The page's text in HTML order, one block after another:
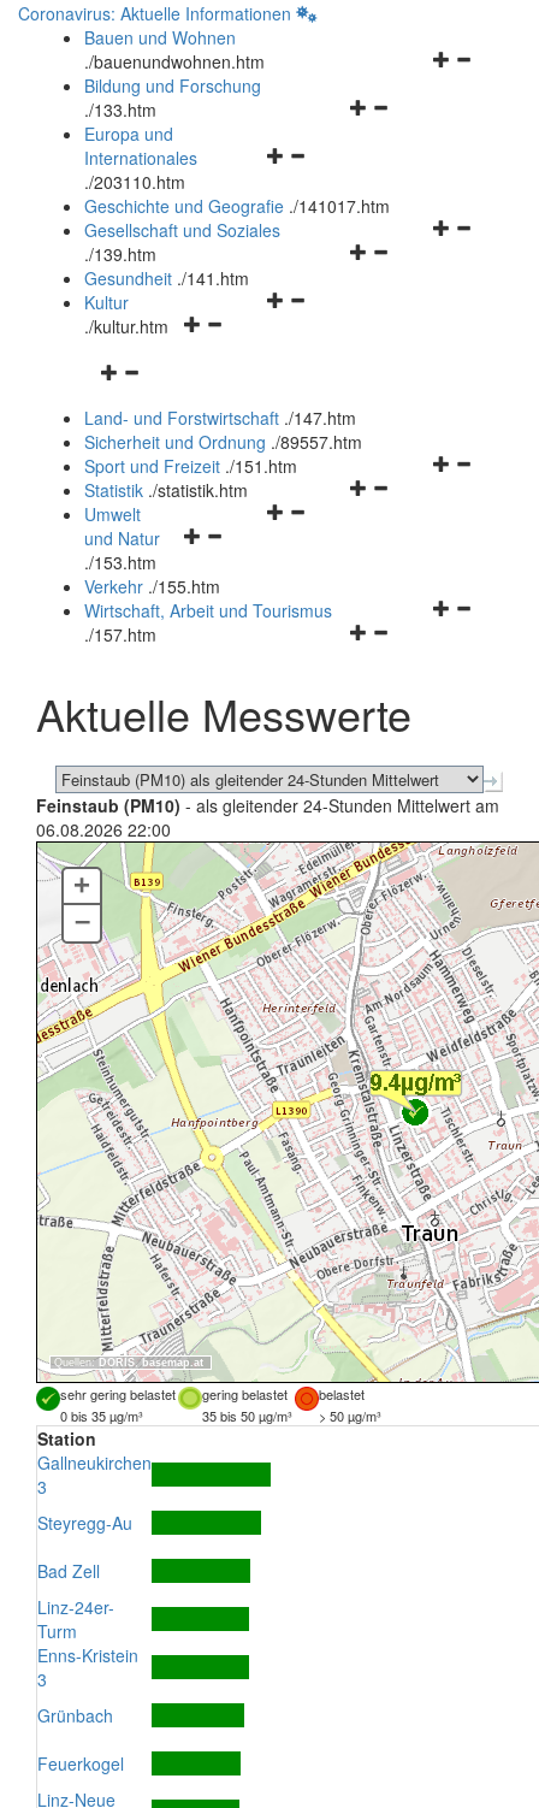
Coronavirus: Aktuelle Informationen
Bauen und Wohnen
./bauenundwohnen.htm
Navigationsmenü
Bildung und Forschung
./133.htm
Navigationsmenü
und
schließen
Europa und
Internationales
./203110.htm
Geschichte und Geografie ./141017.htm
Navigationsmenü
Gesellschaft und Soziales
./139.htm
Navigationsmenü
Gesundheit ./141.htm
Navigationsmenü
Kultur
./kultur.htm
Navigationsmenü
und
schließen
Land- und Forstwirtschaft ./147.htm
Sicherheit und Ordnung ./89557.htm
Navigationsmenü
Sport und Freizeit ./151.htm
Navigationsmenü
Statistik ./statistik.htm
Navigationsmenü
und
schließen
Umwelt
und Natur
./153.htm
Verkehr ./155.htm
Navigationsmenü
schließen
Wirtschaft, Arbeit und Tourismus
./157.htm
Aktuelle Messwerte
Feinstaub (PM10) - als gleitender 24-Stunden Mittelwert am
06.08.2026 22:00
Quellen: DORIS, basemap.at
+
–
sehr gering belastet gering belastet
belastet
0 bis 35 µg/m³
35 bis 50 µg/m³ > 50 µg/m³
Station
Gallneukirchen
3
Steyregg-Au
Bad Zell
Linz-24er-
Turm
Enns-Kristein
3
Grünbach
Feuerkogel
Linz-Neue